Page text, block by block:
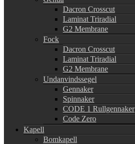
Dacron Crosscut
Laminat Triradial
G2 Membrane
Fock
Dacron Crosscut
Laminat Triradial
G2 Membrane
Undanvindssegel
Gennaker
Spinnaker
CODE 1 Rullgennaker
Code Zero
Kapell
Bomkapell